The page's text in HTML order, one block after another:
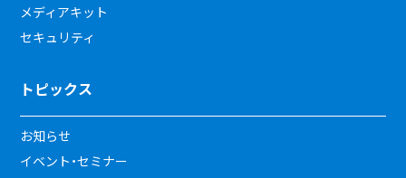
メディアキット
セキュリティ
トピックス
お知らせ
イベント・セミナー